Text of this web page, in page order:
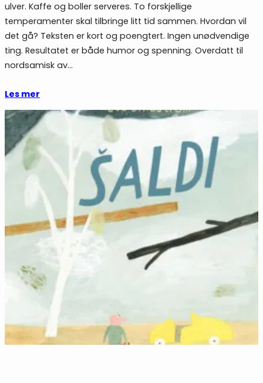
ulver. Kaffe og boller serveres. To forskjellige
temperamenter skal tilbringe litt tid sammen. Hvordan vil
det gå? Teksten er kort og poengtert. Ingen unødvendige
ting. Resultatet er både humor og spenning. Overdatt til
nordsamisk av…
Les mer